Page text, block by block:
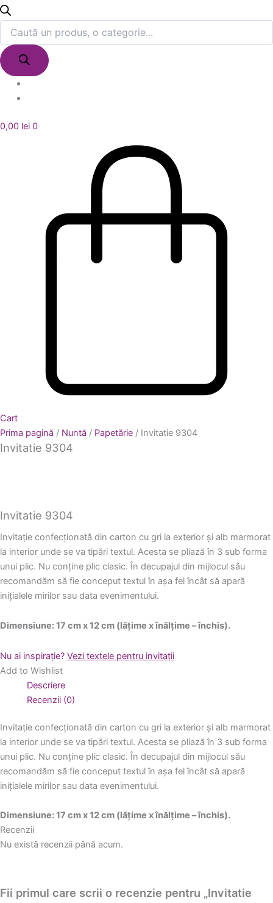
0,00 lei 0
Cart
Prima pagină / Nuntă / Papetărie / Invitatie 9304
Invitatie 9304
Invitatie 9304
Invitație confecționată din carton cu gri la exterior și alb marmorat
la interior unde se va tipări textul. Acesta se pliază în 3 sub forma
unui plic. Nu conține plic clasic. În decupajul din mijlocul său
recomandăm să fie conceput textul în așa fel încât să apară
inițialele mirilor sau data evenimentului.
Dimensiune: 17 cm x 12 cm (lățime x înălțime – închis).
Nu ai inspirație? Vezi textele pentru invitații
Add to Wishlist
Descriere
Recenzii (0)
Invitație confecționată din carton cu gri la exterior și alb marmorat
la interior unde se va tipări textul. Acesta se pliază în 3 sub forma
unui plic. Nu conține plic clasic. În decupajul din mijlocul său
recomandăm să fie conceput textul în așa fel încât să apară
inițialele mirilor sau data evenimentului.
Dimensiune: 17 cm x 12 cm (lățime x înălțime – închis).
Recenzii
Nu există recenzii până acum.
Fii primul care scrii o recenzie pentru „Invitatie